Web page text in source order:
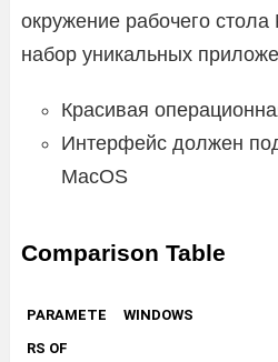
окружение рабочего
набор уникальных
Красивая
Интерфейс должен
MacOS
Comparison Table
PARAMETE
RS OF
WINDOWS